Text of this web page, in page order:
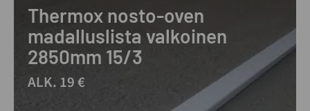
Thermox nosto-oven
madalluslista valkoinen
2850mm 15/3
ALK. 19 €